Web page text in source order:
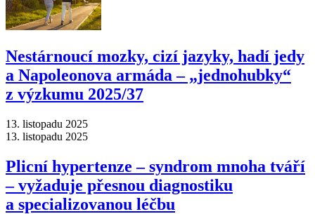
Nestárnoucí mozky, cizí jazyky, hadí jedy
a Napoleonova armáda –⁠ „jednohubky“
z výzkumu 2025/37
13. listopadu 2025
13. listopadu 2025
Plicní hypertenze –⁠ syndrom mnoha tváří
–⁠ vyžaduje přesnou diagnostiku
a specializovanou léčbu